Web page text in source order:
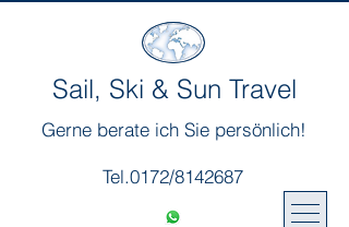
Sail, Ski & Sun Travel
Gerne berate ich Sie persönlich!
Tel.0172/8142687